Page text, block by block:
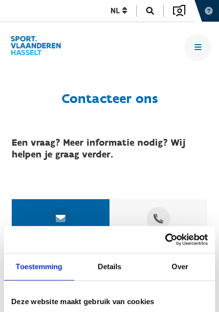
Toestemming Details Over
Deze website maakt gebruik van cookies
NL
Contacteer ons
Een vraag? Meer informatie nodig? Wij
helpen je graag verder.